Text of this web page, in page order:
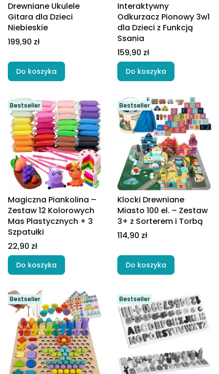
Drewniane Ukulele
Gitara dla Dzieci
Niebieskie
Cena
199,90 zł
Do koszyka
Interaktywny
Odkurzacz Pionowy 3w1
dla Dzieci z Funkcją
Ssania
Cena
159,90 zł
Do koszyka
Bestseller
Magiczna Piankolina –
Zestaw 12 Kolorowych
Mas Plastycznych + 3
Szpatułki
Cena
22,90 zł
Do koszyka
Bestseller
Klocki Drewniane
Miasto 100 el. – Zestaw
3+ z Sorterem i Torbą
Cena
114,90 zł
Do koszyka
Bestseller Bestseller